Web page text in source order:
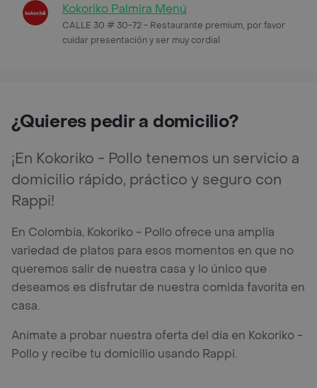
Kokoriko Palmira Menú
CALLE 30 # 30-72 - Restaurante premium, por favor
cuidar presentación y ser muy cordial
¿Quieres pedir a domicilio?
¡En Kokoriko - Pollo tenemos un servicio a
domicilio rápido, práctico y seguro con
Rappi!
En Colombia, Kokoriko - Pollo ofrece una amplia
variedad de platos para esos momentos en que no
queremos salir de nuestra casa y lo único que
deseamos es disfrutar de nuestra comida favorita en
casa.
Anímate a probar nuestra oferta del día en Kokoriko -
Pollo y recibe tu domicilio usando Rappi.